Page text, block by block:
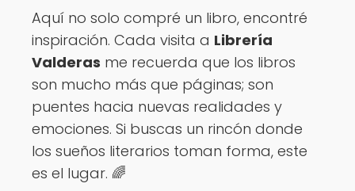
Aquí no solo compré un libro, encontré
inspiración. Cada visita a Librería
Valderas me recuerda que los libros
son mucho más que páginas; son
puentes hacia nuevas realidades y
emociones. Si buscas un rincón donde
los sueños literarios toman forma, este
es el lugar. 🌈